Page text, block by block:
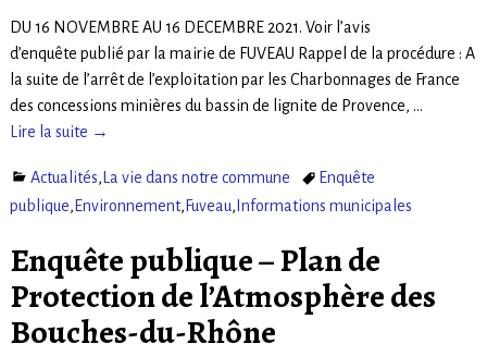
DU 16 NOVEMBRE AU 16 DECEMBRE 2021. Voir l’avis
d’enquête publié par la mairie de FUVEAU Rappel de la procédure : A
la suite de l’arrêt de l’exploitation par les Charbonnages de France
des concessions minières du bassin de lignite de Provence, …
Lire la suite →
Actualités, La vie dans notre commune
Enquête
publique, Environnement, Fuveau, Informations municipales
Enquête publique – Plan de
Protection de l’Atmosphère des
Bouches-du-Rhône